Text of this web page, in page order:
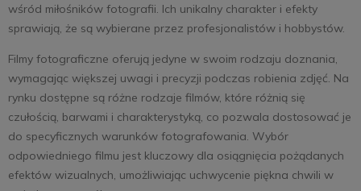
wśród miłośników fotografii. Ich unikalny charakter i efekty
sprawiają, że są wybierane przez profesjonalistów i hobbystów.
Filmy fotograficzne oferują jedyne w swoim rodzaju doznania,
wymagając większej uwagi i precyzji podczas robienia zdjęć. Na
rynku dostępne są różne rodzaje filmów, które różnią się
czułością, barwami i charakterystyką, co pozwala dostosować je
do specyficznych warunków fotografowania. Wybór
odpowiedniego filmu jest kluczowy dla osiągnięcia pożądanych
efektów wizualnych, umożliwiając uchwycenie piękna chwili w